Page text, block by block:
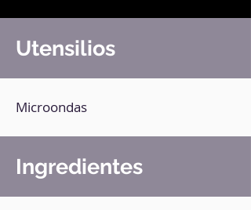
Utensilios
Microondas
Ingredientes